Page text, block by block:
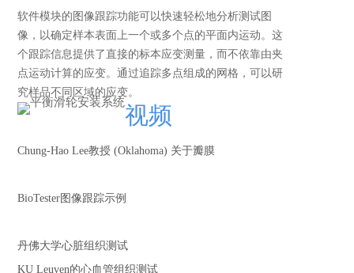
软件模块的图像跟踪功能可以快速轻松地分析测试图
像，以确定样本表面上一个或多个点的平面内运动。这
个跟踪信息提供了直接的标本应变测量，而不依靠由夹
点运动计算的应变。通过追踪多点组成的网格，可以研
究样品不同区域的应变。
视频
Chung-Hao Lee教授 (Oklahoma) 关于瓣膜
BioTester图像跟踪示例
丹佛大学心脏组织测试
KU Leuven的心血管组织测试